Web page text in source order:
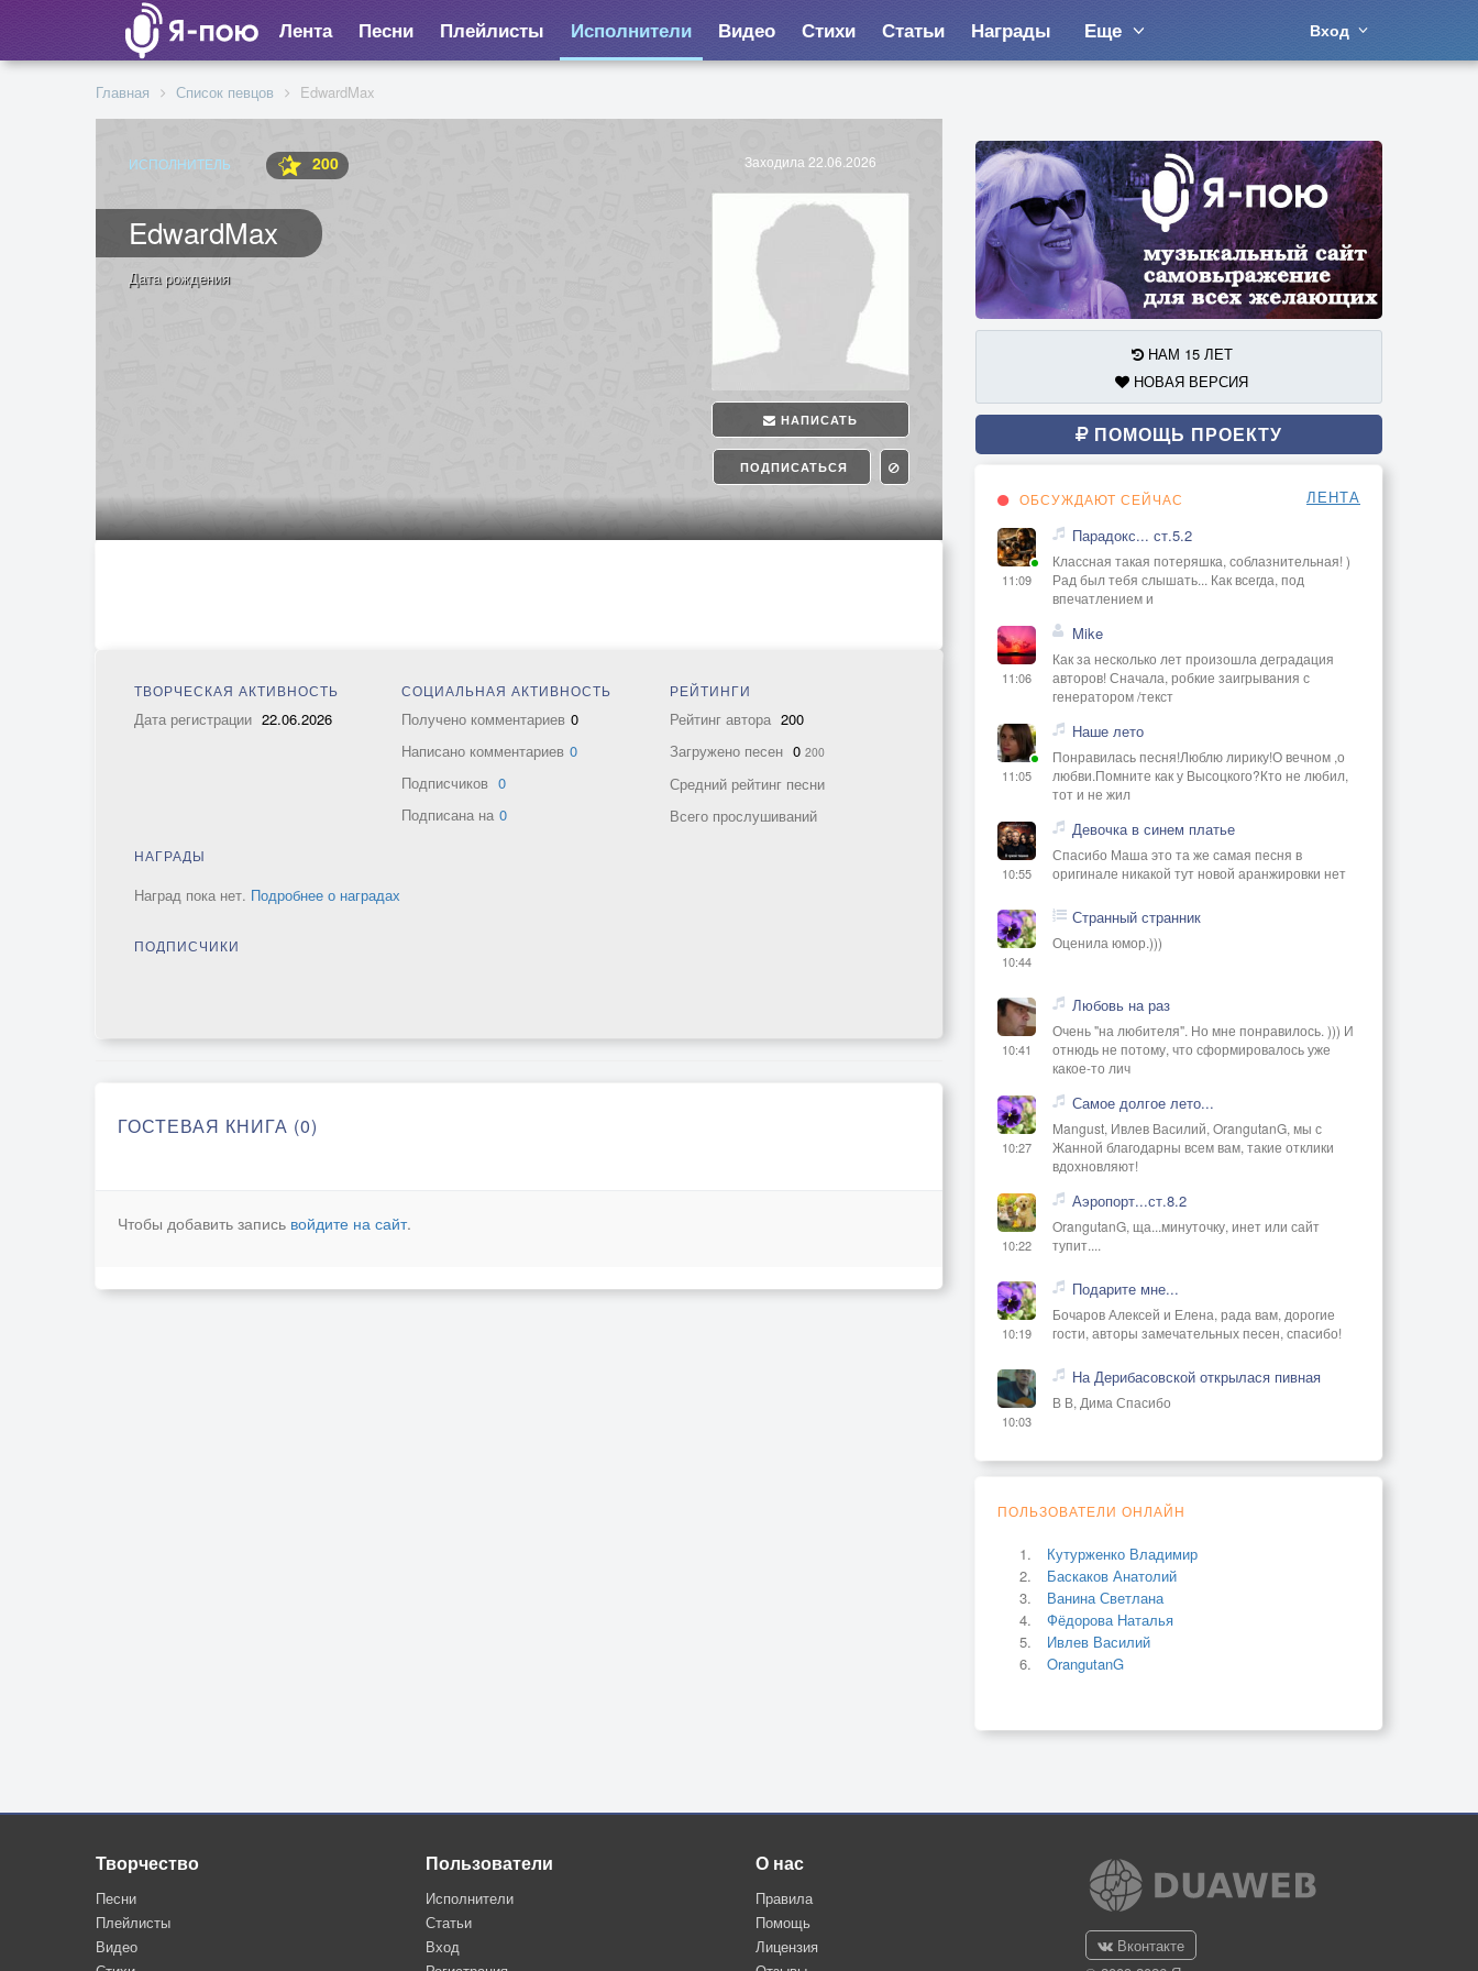
Лента Песни Плейлисты Исполнители Видео Стихи Статьи Награды Еще Вход
Главная Список певцов EdwardMax
ИСПОЛНИТЕЛЬ 200
EdwardMax
Заходила 22.06.2026
НАПИСАТЬ
ПОДПИСАТЬСЯ
Дата рождения
ТВОРЧЕСКАЯ АКТИВНОСТЬ
Дата регистрации 22.06.2026
СОЦИАЛЬНАЯ АКТИВНОСТЬ
Получено комментариев 0
Написано комментариев 0
Подписчиков 0
Подписана на 0
РЕЙТИНГИ
Рейтинг автора 200
Загружено песен 0 200
Средний рейтинг песни
Всего прослушиваний
НАГРАДЫ
Наград пока нет. Подробнее о наградах
ПОДПИСЧИКИ
ГОСТЕВАЯ КНИГА (0)
Чтобы добавить запись войдите на сайт.
НАМ 15 ЛЕТ
НОВАЯ ВЕРСИЯ
ПОМОЩЬ ПРОЕКТУ
ОБСУЖДАЮТ СЕЙЧАС ЛЕНТА
11:09
Парадокс... ст.5.2
Классная такая потеряшка, соблазнительная! )
Рад был тебя слышать... Как всегда, под
впечатлением и
11:06
Mike
Как за несколько лет произошла деградация
авторов! Сначала, робкие заигрывания с
генератором /текст
11:05
Наше лето
Понравилась песня!Люблю лирику!О вечном ,о
любви.Помните как у Высоцкого?Кто не любил,
тот и не жил
10:55
Девочка в синем платье
Спасибо Маша это та же самая песня в
оригинале никакой тут новой аранжировки нет
10:44
Странный странник
Оценила юмор.)))
10:41
Любовь на раз
Очень "на любителя". Но мне понравилось. ))) И
отнюдь не потому, что сформировалось уже
какое-то лич
10:27
Самое долгое лето...
Mangust, Ивлев Василий, OrangutanG, мы с
Жанной благодарны всем вам, такие отклики
вдохновляют!
10:22
Аэропорт...ст.8.2
OrangutanG, ща...минуточку, инет или сайт
тупит....
10:19
Подарите мне...
Бочаров Алексей и Елена, рада вам, дорогие
гости, авторы замечательных песен, спасибо!
10:03
На Дерибасовской открылася пивная
В В, Дима Спасибо
ПОЛЬЗОВАТЕЛИ ОНЛАЙН
Кутурженко Владимир
Баскаков Анатолий
Ванина Светлана
Фёдорова Наталья
Ивлев Василий
OrangutanG
Творчество
Песни
Плейлисты
Видео
Пользователи
Исполнители
Статьи
Вход
О нас
Правила
Помощь
Лицензия
Вконтакте